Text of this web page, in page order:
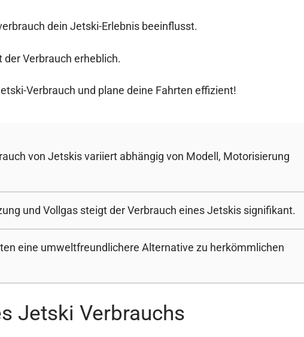
dein Jetski-Erlebnis beeinflusst.
Verbrauch erheblich.
Verbrauch und plane deine Fahrten effizient!
von Jetskis variiert abhängig von Modell, Motorisierung
und Vollgas steigt der Verbrauch eines Jetskis signifikant.
eine umweltfreundlichere Alternative zu herkömmlichen
Jetski Verbrauchs